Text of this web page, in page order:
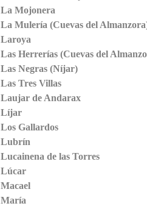
La Mojonera
La Mulería (Cuevas del
Laroya
Las Herrerías (Cuevas del
Las Negras (Níjar)
Las Tres Villas
Laujar de Andarax
Líjar
Los Gallardos
Lubrín
Lucainena de las Torres
Lúcar
Macael
María